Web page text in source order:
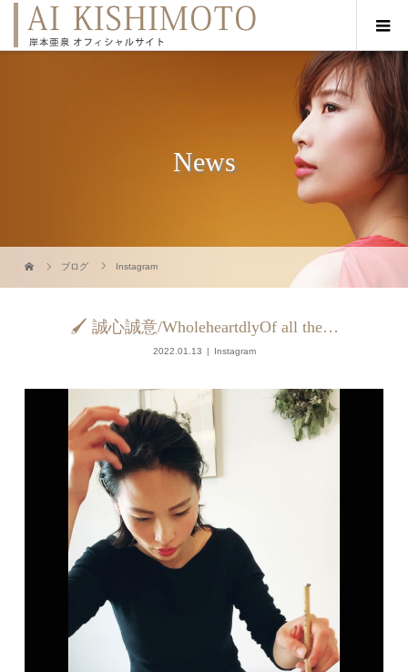
News
ブログ Instagram
🖌 誠心誠意/WholeheartdlyOf all the…
2022.01.13 Instagram